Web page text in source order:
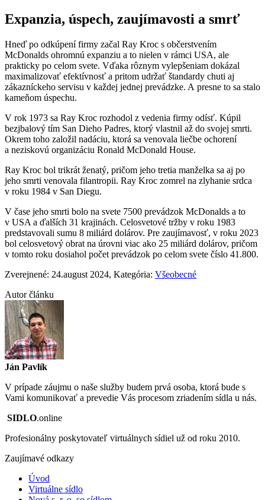
Expanzia, úspech, zaujímavosti a smrť
Hneď po odkúpení firmy začal Ray Kroc s občerstvením
McDonalds ohromnú expanziu a to nielen v rámci USA, ale
prakticky po celom svete. Vďaka rôznym vylepšeniam dokázal
maximalizovať efektívnosť a pritom udržať štandardy chuti aj
zákazníckeho servisu v každej jednej prevádzke. A presne to sa stalo
kameňom úspechu.
V rok 1973 sa Ray Kroc rozhodol z vedenia firmy odísť. Kúpil
bezjbalový tím San Dieho Padres, ktorý vlastnil až do svojej smrti.
Okrem toho založil nadáciu, ktorá sa venovala liečbe ochorení
a neziskovú organizáciu Ronald McDonald House.
Ray Kroc bol trikrát ženatý, pričom jeho tretia manželka sa aj po
jeho smrti venovala filantropii. Ray Kroc zomrel na zlyhanie srdca
v roku 1984 v San Diegu.
V čase jeho smrti bolo na svete 7500 prevádzok McDonalds a to
v USA a ďalších 31 krajinách. Celosvetové tržby v roku 1983
predstavovali sumu 8 miliárd dolárov. Pre zaujímavosť, v roku 2023
bol celosvetový obrat na úrovni viac ako 25 miliárd dolárov, pričom
v tomto roku dosiahol počet prevádzok po celom svete číslo 41.800.
Zverejnené: 24.august 2024, Kategória: Všeobecné
Autor článku
Ján Pavlík
V prípade záujmu o naše služby budem prvá osoba, ktorá bude s
Vami komunikovať a prevedie Vás procesom zriadením sídla u nás.
SIDLO.online
Profesionálny poskytovateľ virtuálnych sídiel už od roku 2010.
Zaujímavé odkazy
Úvod
Virtuálne sídlo